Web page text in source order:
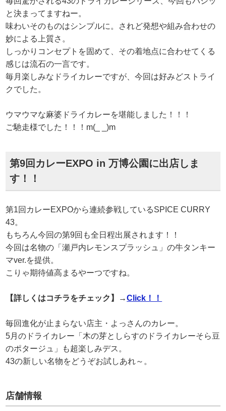
と決まってますねー。
味わいそのものはシンプルに。されど発想や組み合わせの
妙による上質さ。
しっかりコンセプトを固めて、その着地点に合わせてくる
感じは流石の一言です。
毎月楽しみなドライカレーですが、今回は好みどストライ
クでした。
ウマウマな麻婆ドライカレーを堪能しました！！！
ご馳走様でした！！！m(_ _)m
第9回カレーEXPO in 万博公園に出店しま
す！！
第1回カレーEXPOから連続参戦しているSPICE CURRY
43。
もちろん今回の第9回も全日程出展されます！！
今回は名物の「瀬戸内レモンスプラッシュ」の牛タンキー
マver.を提供。
こりゃ期待値高まるやーつですね。
【詳しくはコチラをチェック】→Click！！
毎回進化が止まらない店主・よっさんのカレー。
5月のドライカレー「木の芽としらすのドライカレーそら豆
のポタージュ」も超楽しみデス。
43の新しい名物をどうぞお試しあれ～。
店舗情報